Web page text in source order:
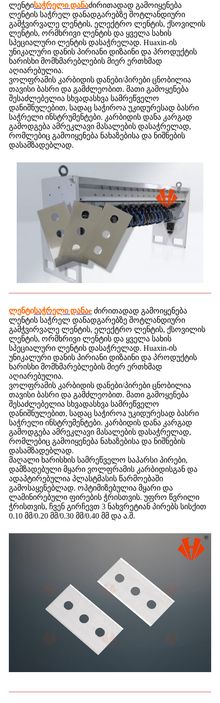
ლენტისაჭრელი დანაძირითადად გამოიყენება
ლენტის საჭრელ დანადგარებზე შოტლანდიური
გამჭვირვალე ლენტის, ელექტრო ლენტის, ქსოვილის
ლენტის, ორმხრივი ლენტის და ყველა სახის
სპეციალური ლენტის დასაჭრელად. Huaxin-ის
უნიკალური დანის პირიანი დიზაინი და პროდუქტის
ხარისხი მომხმარებლების მიერ ერთხმად
აღიარებულია.
ვოლფრამის კარბიდის დანები/პირები ცნობილია
თავისი ბასრი და გამძლეობით. მათი გამოყენება
შესაძლებელია სხვადასხვა სამრეწველო
დანიშნულებით, სადაც საჭიროა უკიდურესად ბასრი
საჭრელი ინსტრუმენტები. კარბიდის დანა კარგად
გამოდგება ამრეკლავი მასალების დასაჭრელად,
რომლებიც გამოიყენება ნახაზებისა და ნიშნების
დასამზადებლად.
ლენტისაჭრელი დანაe ძირითადად გამოიყენება
ლენტის საჭრელ დანადგარებზე შოტლანდიური
გამჭვირვალე ლენტის, ელექტრო ლენტის, ქსოვილის
ლენტის, ორმხრივი ლენტის და ყველა სახის
სპეციალური ლენტის დასაჭრელად. Huaxin-ის
უნიკალური დანის პირიანი დიზაინი და პროდუქტის
ხარისხი მომხმარებლების მიერ ერთხმად
აღიარებულია.
ვოლფრამის კარბიდის დანები/პირები ცნობილია
თავისი ბასრი და გამძლეობით. მათი გამოყენება
შესაძლებელია სხვადასხვა სამრეწველო
დანიშნულებით, სადაც საჭიროა უკიდურესად ბასრი
საჭრელი ინსტრუმენტები. კარბიდის დანა კარგად
გამოდგება ამრეკლავი მასალების დასაჭრელად,
რომლებიც გამოიყენება ნახაზებისა და ნიშნების
დასამზადებლად.
მაღალი ხარისხის სამრეწველო საპარსი პირები,
დამზადებული მყარი ვოლფრამის კარბიდისგან და
ადაპტირებულია პლასტმასის წარმოებაში
გამოსაყენებლად. ოპტიმიზებულია მყარი და
ლამინირებული ფირების ჭრისთვის. უფრო წვრილი
ჭრისთვის, ჩვენ გირჩევთ 3 ნახვრეტიან პირებს სისქით
0.10 მმ/0.20 მმ/0.30 მმ/0.40 მმ და ა.შ.